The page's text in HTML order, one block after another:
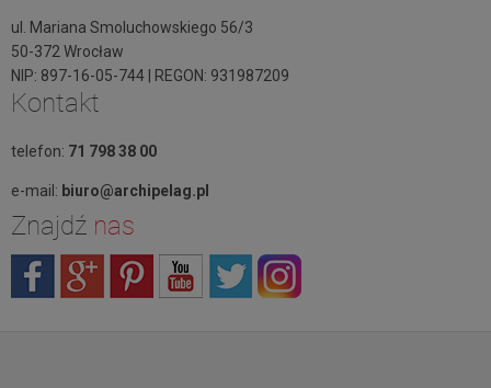
ul. Mariana Smoluchowskiego 56/3
50-372 Wrocław
NIP: 897-16-05-744 | REGON: 931987209
Kontakt
telefon: 71 798 38 00
e-mail: biuro@archipelag.pl
Znajdź nas